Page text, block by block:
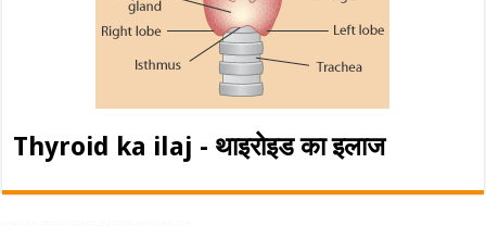
Thyroid ka ilaj - थाइरोइड का इलाज